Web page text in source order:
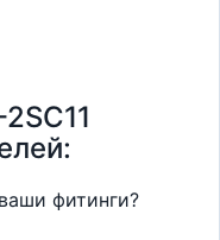
фитинги?